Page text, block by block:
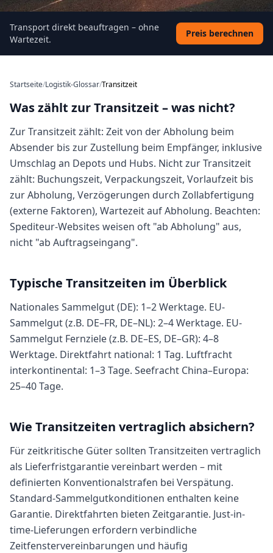
Transport direkt beauftragen – ohne
Wartezeit.
Preis berechnen
Startseite/Logistik-Glossar/Transitzeit
Was zählt zur Transitzeit – was nicht?
Zur Transitzeit zählt: Zeit von der Abholung beim
Absender bis zur Zustellung beim Empfänger, inklusive
Umschlag an Depots und Hubs. Nicht zur Transitzeit
zählt: Buchungszeit, Verpackungszeit, Vorlaufzeit bis
zur Abholung, Verzögerungen durch Zollabfertigung
(externe Faktoren), Wartezeit auf Abholung. Beachten:
Spediteur-Websites weisen oft "ab Abholung" aus,
nicht "ab Auftragseingang".
Typische Transitzeiten im Überblick
Nationales Sammelgut (DE): 1–2 Werktage. EU-
Sammelgut (z.B. DE–FR, DE–NL): 2–4 Werktage. EU-
Sammelgut Fernziele (z.B. DE–ES, DE–GR): 4–8
Werktage. Direktfahrt national: 1 Tag. Luftfracht
interkontinental: 1–3 Tage. Seefracht China–Europa:
25–40 Tage.
Wie Transitzeiten vertraglich absichern?
Für zeitkritische Güter sollten Transitzeiten vertraglich
als Lieferfristgarantie vereinbart werden – mit
definierten Konventionalstrafen bei Verspätung.
Standard-Sammelgutkonditionen enthalten keine
Garantie. Direktfahrten bieten Zeitgarantie. Just-in-
time-Lieferungen erfordern verbindliche
Zeitfenstervereinbarungen und häufig